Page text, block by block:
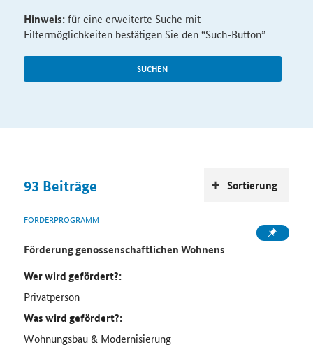
SUCHEN
Hinweis:für eine erweiterte Suche mit
Filtermöglichkeiten bestätigen Sie den “Such-Button”
93 Beiträge
FÖRDERPROGRAMM
Förderung genossenschaftlichen Wohnens
Wer wird gefördert?:
Privatperson
Was wird gefördert?:
Wohnungsbau & Modernisierung
Sortierung